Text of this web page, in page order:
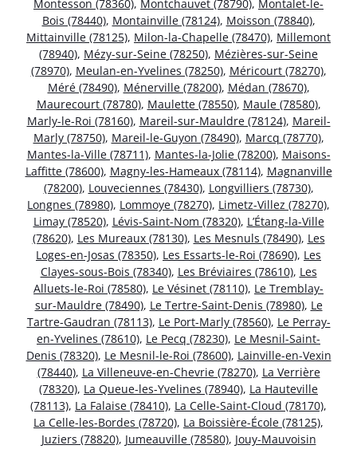
Montesson (78360), Montchauvet (78790), Montalet-le-
Bois (78440), Montainville (78124), Moisson (78840),
Mittainville (78125), Milon-la-Chapelle (78470), Millemont
(78940), Mézy-sur-Seine (78250), Mézières-sur-Seine
(78970), Meulan-en-Yvelines (78250), Méricourt (78270),
Méré (78490), Ménerville (78200), Médan (78670),
Maurecourt (78780), Maulette (78550), Maule (78580),
Marly-le-Roi (78160), Mareil-sur-Mauldre (78124), Mareil-
Marly (78750), Mareil-le-Guyon (78490), Marcq (78770),
Mantes-la-Ville (78711), Mantes-la-Jolie (78200), Maisons-
Laffitte (78600), Magny-les-Hameaux (78114), Magnanville
(78200), Louveciennes (78430), Longvilliers (78730),
Longnes (78980), Lommoye (78270), Limetz-Villez (78270),
Limay (78520), Lévis-Saint-Nom (78320), L’Étang-la-Ville
(78620), Les Mureaux (78130), Les Mesnuls (78490), Les
Loges-en-Josas (78350), Les Essarts-le-Roi (78690), Les
Clayes-sous-Bois (78340), Les Bréviaires (78610), Les
Alluets-le-Roi (78580), Le Vésinet (78110), Le Tremblay-
sur-Mauldre (78490), Le Tertre-Saint-Denis (78980), Le
Tartre-Gaudran (78113), Le Port-Marly (78560), Le Perray-
en-Yvelines (78610), Le Pecq (78230), Le Mesnil-Saint-
Denis (78320), Le Mesnil-le-Roi (78600), Lainville-en-Vexin
(78440), La Villeneuve-en-Chevrie (78270), La Verrière
(78320), La Queue-les-Yvelines (78940), La Hauteville
(78113), La Falaise (78410), La Celle-Saint-Cloud (78170),
La Celle-les-Bordes (78720), La Boissière-École (78125),
Juziers (78820), Jumeauville (78580), Jouy-Mauvoisin